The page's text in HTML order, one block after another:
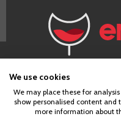
¿Eres
Para acceder a
tu país de
We use cookies
We may place these for
show personalised content and
more information about